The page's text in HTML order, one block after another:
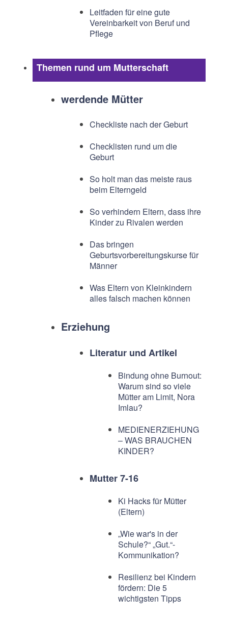
Leitfaden für eine gute
Vereinbarkeit von Beruf und
Pflege
Themen rund um Mutterschaft
werdende Mütter
Checkliste nach der Geburt
Checklisten rund um die
Geburt
So holt man das meiste raus
beim Elterngeld
So verhindern Eltern, dass ihre
Kinder zu Rivalen werden
Das bringen
Geburtsvorbereitungskurse für
Männer
Was Eltern von Kleinkindern
alles falsch machen können
Erziehung
Literatur und Artikel
Bindung ohne Burnout:
Warum sind so viele
Mütter am Limit, Nora
Imlau?
MEDIENERZIEHUNG
– WAS BRAUCHEN
KINDER?
Mutter 7-16
Ki Hacks für Mütter
(Eltern)
„Wie war's in der
Schule?“ „Gut.“-
Kommunikation?
Resilienz bei Kindern
fördern: Die 5
wichtigsten Tipps